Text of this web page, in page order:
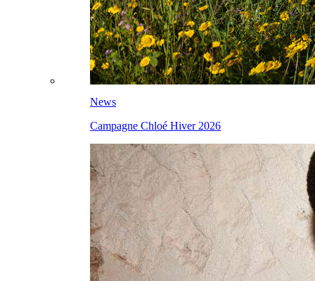
News
Campagne Chloé Hiver 2026